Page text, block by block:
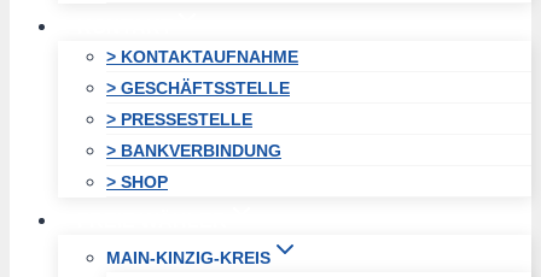
> KONTAKTAUFNAHME
> GESCHÄFTSSTELLE
> PRESSESTELLE
> BANKVERBINDUNG
> SHOP
MAIN-KINZIG-KREIS